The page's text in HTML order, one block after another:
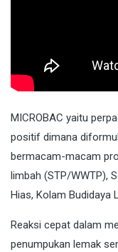
MICROBAC yaitu
positif dimana
bermacam-macam
limbah (STP/WWTP),
Hias, Kolam Budidaya
Reaksi cepat dalam
penumpukan lemak